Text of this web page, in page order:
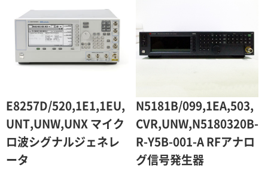
E8257D/520,1E1,1EU,
UNT,UNW,UNX マイク
ロ波シグナルジェネレ
ータ
N5181B/099,1EA,503,
CVR,UNW,N5180320B-
R-Y5B-001-A RFアナロ
グ信号発生器